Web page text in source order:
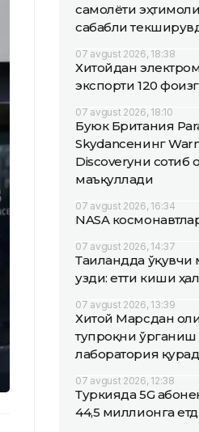
самолёти
сабабли
07 avgust 2026, 18:38
Хитойдан
экспорти 120
07 avgust 2026, 18:10
Буюк Британия
Skydanceнинг
Discoveryни сотиб
маъқуллади
07 avgust 2026, 16:34
NASA
07 avgust 2026, 14:37
Таиландда ўқувчи
узди: етти киши
07 avgust 2026, 13:39
Хитой Марсдан
тупроқни ўрганиш
лаборатория
07 avgust 2026, 12:38
Туркияда 5G
44,5 миллионга